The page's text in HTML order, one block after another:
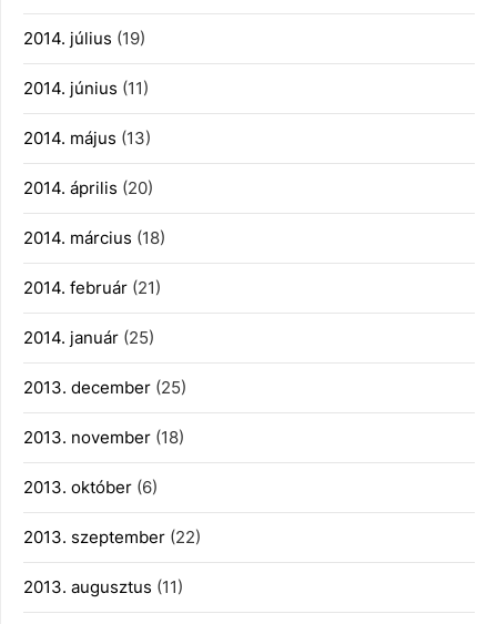
2014. július (19)
2014. június (11)
2014. május (13)
2014. április (20)
2014. március (18)
2014. február (21)
2014. január (25)
2013. december (25)
2013. november (18)
2013. október (6)
2013. szeptember (22)
2013. augusztus (11)